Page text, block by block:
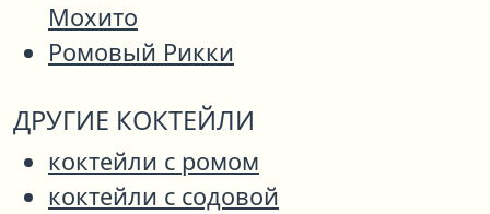
Мохито
Ромовый Рикки
ДРУГИЕ КОКТЕЙЛИ
коктейли с ромом
коктейли с содовой